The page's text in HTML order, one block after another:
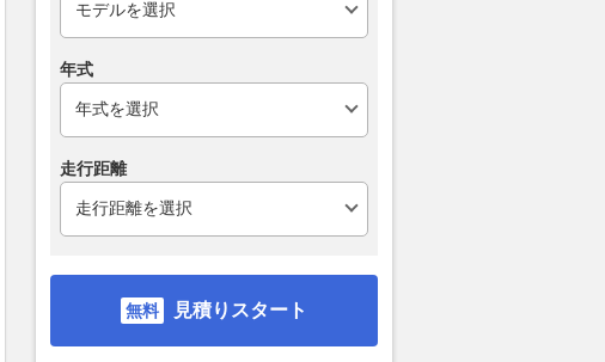
たな特別仕様車 10月正式発表
2026.08.03 AUTOCAR JAPAN
編） 「楽しさ」で決まる真の
価値 珠玉の1台はアルピーヌ
年式
走行距離
見積りスタート